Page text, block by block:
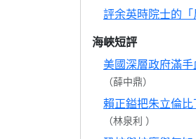
評余英時院士的「
海峽短評
美國深層政府滿手
（薛中鼎）
賴正鎰把朱立倫
（林泉利 ）